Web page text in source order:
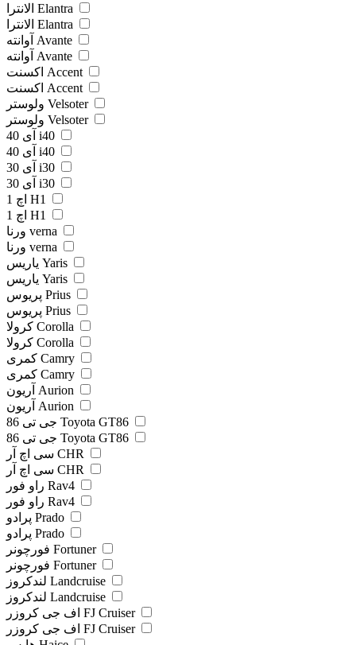
الانترا Elantra
الانترا Elantra
آوانته Avante
آوانته Avante
اکسنت Accent
اکسنت Accent
ولوستر Velsoter
ولوستر Velsoter
آی 40 i40
آی 40 i40
آی 30 i30
آی 30 i30
اچ 1 H1
اچ 1 H1
ورنا verna
ورنا verna
یاریس Yaris
یاریس Yaris
پریوس Prius
پریوس Prius
کرولا Corolla
کرولا Corolla
کمری Camry
کمری Camry
آریون Aurion
آریون Aurion
جی تی 86 Toyota GT86
جی تی 86 Toyota GT86
سی اچ آر CHR
سی اچ آر CHR
راو فور Rav4
راو فور Rav4
پرادو Prado
پرادو Prado
فورچونر Fortuner
فورچونر Fortuner
لندکروز Landcruise
لندکروز Landcruise
اف جی کروزر FJ Cruiser
اف جی کروزر FJ Cruiser